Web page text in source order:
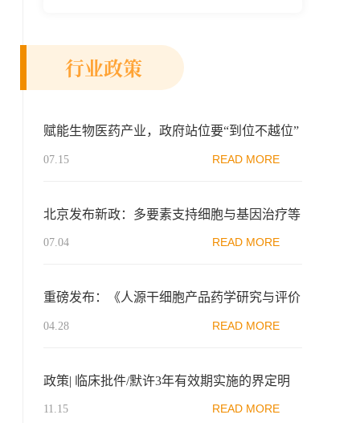
行业政策
赋能生物医药产业，政府站位要“到位不越位”
07.15 READ MORE
北京发布新政：多要素支持细胞与基因治疗等
高精尖产业，加快培育发展新动能
07.04 READ MORE
重磅发布：《人源干细胞产品药学研究与评价
技术指导原则（试行）》
04.28 READ MORE
政策| 临床批件/默许3年有效期实施的界定明
确了
11.15 READ MORE